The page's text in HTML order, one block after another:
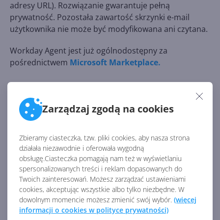
Zarządzaj zgodą na cookies
Zbieramy ciasteczka, tzw. pliki cookies, aby nasza strona
działała niezawodnie i oferowała wygodną
obsługę.Ciasteczka pomagają nam też w wyświetlaniu
spersonalizowanych treści i reklam dopasowanych do
Twoich zainteresowań. Możesz zarządzać ustawieniami
cookies, akceptując wszystkie albo tylko niezbędne. W
dowolnym momencie możesz zmienić swój wybór. (więcej
informacji o cookies w polityce prywatności)
adresy URL). Rozwiązanie gwarantuje pełną
prywatność. Pozostała zawartość skrzynki e-mail
użytkownika nie może być modyfikowana ani czytana.
Workday Agent jest już ogólnodostępny za
pośrednictwem Microsoft Marketplace.
Wkraczamy w erę orkiestracji
wieloma agentami
Jak już sygnalizowaliśmy wartykule dotyczącym
rozwiązania Copilot Cowork, obecnym trendem jest
odchodzenie od prostego wykorzystania AI na rzecz
orkiestracji systemem wielu agentów pracujących
równolegle. W ogłoszeniu ogólnej dostępności
nowego agenta Microsoft rozwija tę koncepcję.